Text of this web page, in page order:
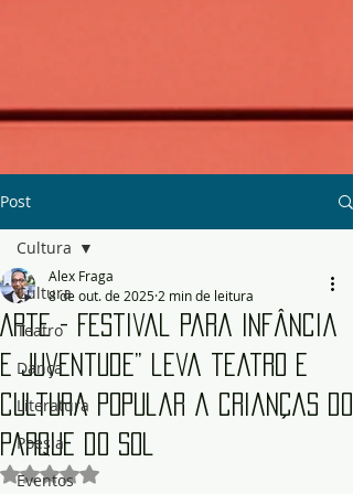
Post
Cultura
Teatro
Dança
Literatura
Poesia
Eventos
Cultura
Arte - Festival para Infância
e Juventude” leva teatro e
cultura popular a crianças do
Parque do Sol
Alex Fraga
8 de out. de 2025 2 min de leitura
Avaliado com NaN de 5 estrelas.